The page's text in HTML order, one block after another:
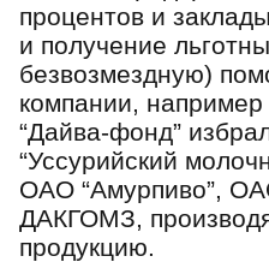
процентов и
и получение
безвозмездную)
компании,
“Дайва-фонд”
“Уссурийский
ОАО “Амурпиво”,
ДАКГОМЗ,
продукцию.